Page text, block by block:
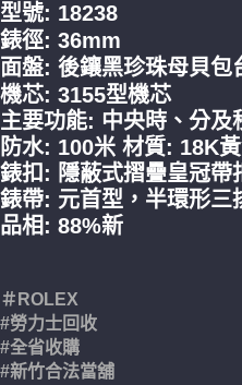
型號: 18238
錶徑: 36mm
面盤: 後鑲黑珍珠母貝包
機芯: 3155型機芯
主要功能: 中央時、分及
防水: 100米 材質: 18K
錶扣: 隱蔽式摺疊皇冠帶
錶帶: 元首型，半環形三
品相: 88%新
＃ROLEX
#勞力士回收
#全省收購
#新竹合法當舖